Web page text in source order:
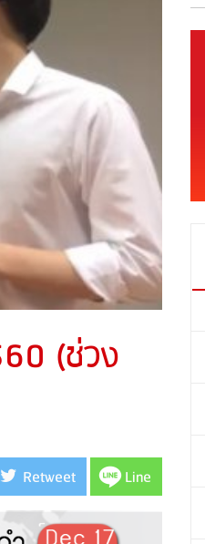
(ช่วง
Retweet Line